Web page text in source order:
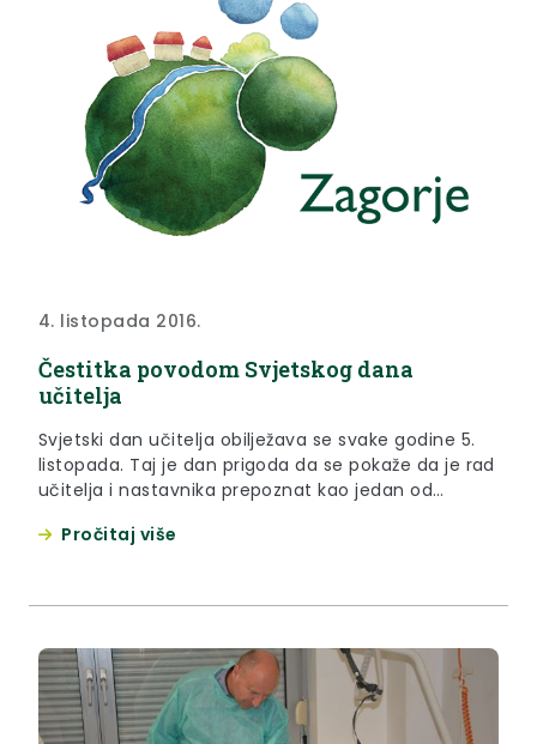
4. listopada 2016.
Čestitka povodom Svjetskog dana
učitelja
Svjetski dan učitelja obilježava se svake godine 5.
listopada. Taj je dan prigoda da se pokaže da je rad
učitelja i nastavnika prepoznat kao jedan od
takav i cijeni.
Pročitaj više